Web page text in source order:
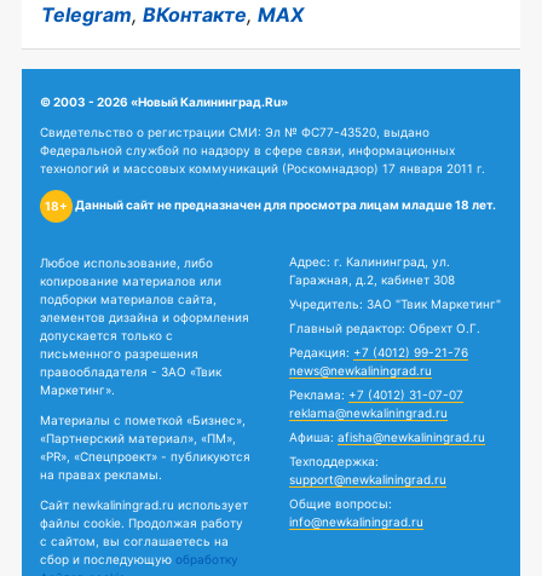
Telegram, ВКонтакте, MAX
© 2003 - 2026 «Новый Калининград.Ru»
Свидетельство о регистрации СМИ: Эл № ФС77-43520, выдано
Федеральной службой по надзору в сфере связи, информационных
технологий и массовых коммуникаций (Роскомнадзор) 17 января 2011 г.
18+ Данный сайт не предназначен для просмотра лицам младше 18 лет.
Любое использование, либо
копирование материалов или
подборки материалов сайта,
элементов дизайна и оформления
допускается только с
письменного разрешения
правообладателя - ЗАО «Твик
Маркетинг».
Материалы с пометкой «Бизнес»,
«Партнерский материал», «ПМ»,
«PR», «Спецпроект» - публикуются
на правах рекламы.
Сайт newkaliningrad.ru использует
файлы cookie. Продолжая работу
с сайтом, вы соглашаетесь на
сбор и последующую обработку
Адрес: г. Калининград, ул.
Гаражная, д.2, кабинет 308
Учредитель: ЗАО "Твик Маркетинг"
Главный редактор: Обрехт О.Г.
Редакция: +7 (4012) 99-21-76
news@newkaliningrad.ru
Реклама: +7 (4012) 31-07-07
reklama@newkaliningrad.ru
Афиша: afisha@newkaliningrad.ru
Техподдержка:
support@newkaliningrad.ru
Общие вопросы:
info@newkaliningrad.ru